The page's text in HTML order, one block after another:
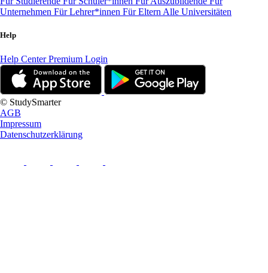
Unternehmen Für Lehrer*innen Für Eltern Alle Universitäten
Help
Help CenterPremium Login
© StudySmarter
AGB
Impressum
Datenschutzerklärung